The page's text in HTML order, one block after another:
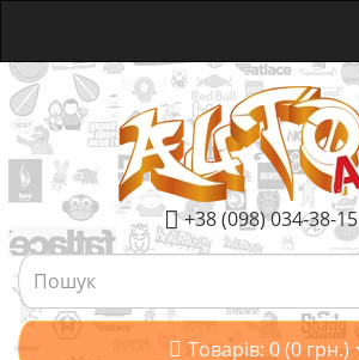
+38 (098) 034-38-15
Товарів: 0 (0 грн.)